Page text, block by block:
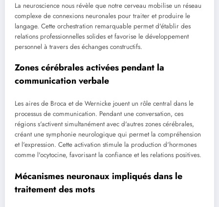
La neuroscience nous révèle que notre cerveau mobilise un réseau
complexe de connexions neuronales pour traiter et produire le
langage. Cette orchestration remarquable permet d'établir des
relations professionnelles solides et favorise le développement
personnel à travers des échanges constructifs.
Zones cérébrales activées pendant la
communication verbale
Les aires de Broca et de Wernicke jouent un rôle central dans le
processus de communication. Pendant une conversation, ces
régions s'activent simultanément avec d'autres zones cérébrales,
créant une symphonie neurologique qui permet la compréhension
et l'expression. Cette activation stimule la production d'hormones
comme l'ocytocine, favorisant la confiance et les relations positives.
Mécanismes neuronaux impliqués dans le
traitement des mots